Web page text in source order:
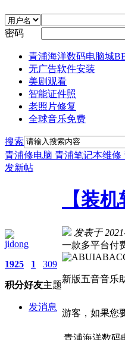
密码
青浦海洋数码电脑城
无广告软件安装
美剧观看
智能证件照
老照片修复
全球音乐免费
搜索
青浦修电脑 青浦笔记本维
发新帖
jidong
1925
积分
1
好友
309
主题
发消息
【装
发表于
一款多平台付
新版五音音乐
游客，如果您
青浦海洋数码